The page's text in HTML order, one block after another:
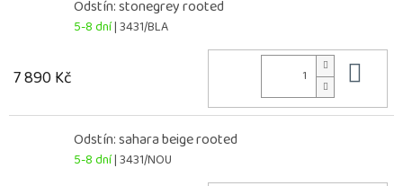
Odstín: stonegrey rooted
5-8 dní| 3431/BLA
7 890 Kč
Odstín: sahara beige rooted
5-8 dní| 3431/NOU